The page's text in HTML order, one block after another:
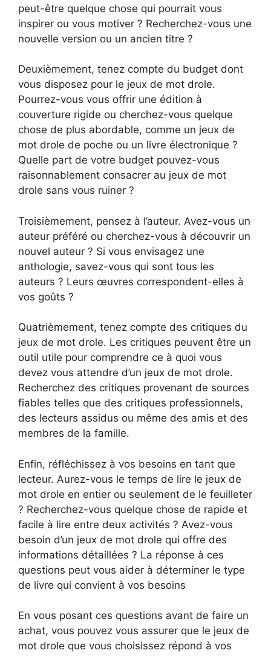
peut-être quelque chose qui pourrait vous
inspirer ou vous motiver ? Recherchez-vous une
nouvelle version ou un ancien titre ?
Deuxièmement, tenez compte du budget dont
vous disposez pour le jeux de mot drole.
Pourrez-vous vous offrir une édition à
couverture rigide ou cherchez-vous quelque
chose de plus abordable, comme un jeux de
mot drole de poche ou un livre électronique ?
Quelle part de votre budget pouvez-vous
raisonnablement consacrer au jeux de mot
drole sans vous ruiner ?
Troisièmement, pensez à l’auteur. Avez-vous un
auteur préféré ou cherchez-vous à découvrir un
nouvel auteur ? Si vous envisagez une
anthologie, savez-vous qui sont tous les
auteurs ? Leurs œuvres correspondent-elles à
vos goûts ?
Quatrièmement, tenez compte des critiques du
jeux de mot drole. Les critiques peuvent être un
outil utile pour comprendre ce à quoi vous
devez vous attendre d’un jeux de mot drole.
Recherchez des critiques provenant de sources
fiables telles que des critiques professionnels,
des lecteurs assidus ou même des amis et des
membres de la famille.
Enfin, réfléchissez à vos besoins en tant que
lecteur. Aurez-vous le temps de lire le jeux de
mot drole en entier ou seulement de le feuilleter
? Recherchez-vous quelque chose de rapide et
facile à lire entre deux activités ? Avez-vous
besoin d’un jeux de mot drole qui offre des
informations détaillées ? La réponse à ces
questions peut vous aider à déterminer le type
de livre qui convient à vos besoins
En vous posant ces questions avant de faire un
achat, vous pouvez vous assurer que le jeux de
mot drole que vous choisissez répond à vos